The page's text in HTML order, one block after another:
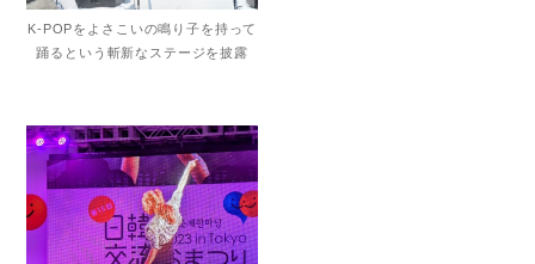
K-POPをよさこいの鳴り子を持って
踊るという斬新なステージを披露